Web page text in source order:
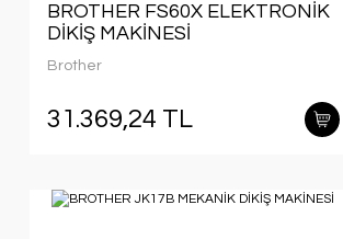
BROTHER FS60X ELEKTRONİK
DİKİŞ MAKİNESİ
Brother
31.369,24 TL